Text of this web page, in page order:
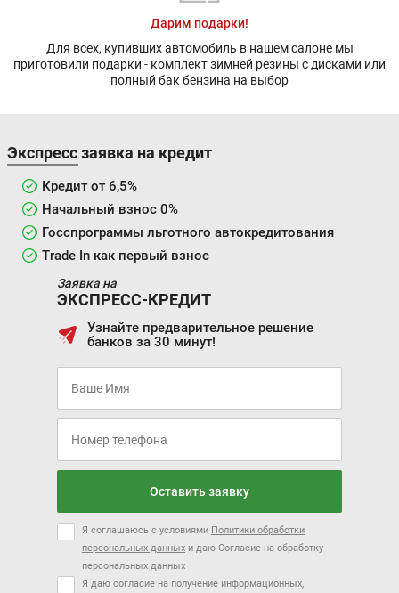
Дарим подарки!
Для всех, купивших автомобиль в нашем салоне мы
приготовили подарки - комплект зимней резины с дисками или
полный бак бензина на выбор
Экспресс заявка на кредит
Кредит от 6,5%
Начальный взнос 0%
Госспрограммы льготного автокредитования
Trade In как первый взнос
Заявка на
ЭКСПРЕСС-КРЕДИТ
Узнайте предварительное решение
банков за 30 минут!
Оставить заявку
Я соглашаюсь с условиями Политики обработки
персональных данных и даю Согласие на обработку
персональных данных
Я даю согласие на получение информационных,